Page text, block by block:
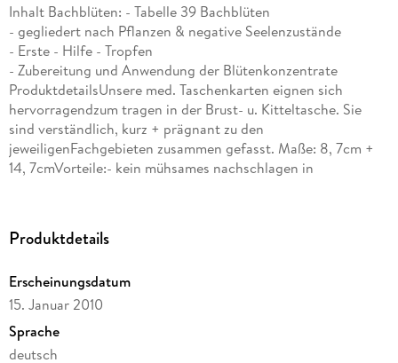
Inhalt Bachblüten: - Tabelle 39 Bachblüten
- gegliedert nach Pflanzen & negative Seelenzustände
- Erste - Hilfe - Tropfen
- Zubereitung und Anwendung der Blütenkonzentrate
ProduktdetailsUnsere med. Taschenkarten eignen sich
hervorragendzum tragen in der Brust- u. Kitteltasche. Sie
sind verständlich, kurz + prägnant zu den
jeweiligenFachgebieten zusammen gefasst. Maße: 8, 7cm +
14, 7cmVorteile:- kein mühsames nachschlagen in
Laminathülle- mehrfarbig gestaltet- klein und
Rettungsdienste- Praxispersonal- Naturheilpraktiker-
Homöopathen- uvm. Inhalt Bachblüten:- Tabelle 39
Bachblüten- gegliedert nach Pflanzen & negative
Seelenzustände- Erste - Hilfe - Tropfen- Zubereitung und
Produktdetails
Erscheinungsdatum
15. Januar 2010
Sprache
deutsch